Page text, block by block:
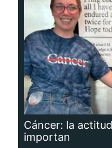
Cáncer: la
importan